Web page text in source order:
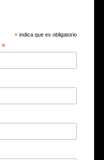
* indica que es obligatorio
*